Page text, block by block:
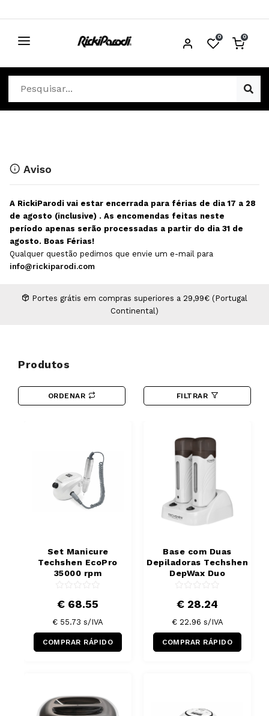
0 0
CABELO
Cosmética Capilar
Equipamentos Elétricos
Escovas e Pente
Extensões
MAN WORLD - Espaço Homem
ROYAL SECRET - Hair Control Plan
Tesouras e Navalhas
Depilação
Descartáveis Estética
Diversos Estética
Equipamentos Depilação
Maquilhagem Profissional
Aviso
A RickiParodi vai estar encerrada para férias de dia 17 a 28
de agosto (inclusive) . As encomendas feitas neste
período apenas serão processadas a partir do dia 31 de
agosto. Boas Férias!
Qualquer questão pedimos que envie um e-mail para
info@rickiparodi.com
Portes grátis em compras superiores a 29,99€ (Portugal
Continental)
Produtos
ORDENAR FILTRAR
Set Manicure
Techshen EcoPro
35000 rpm
€ 68.55
€ 55.73 s/IVA
COMPRAR RÁPIDO
Base com Duas
Depiladoras Techshen
DepWax Duo
€ 28.24
€ 22.96 s/IVA
COMPRAR RÁPIDO